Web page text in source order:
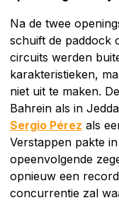
Na de twee
schuift de paddock
circuits werden
karakteristieken,
niet uit te maken.
Bahrein als in
Sergio Pérez als
Verstappen pakte
opeenvolgende
opnieuw een
concurrentie zal